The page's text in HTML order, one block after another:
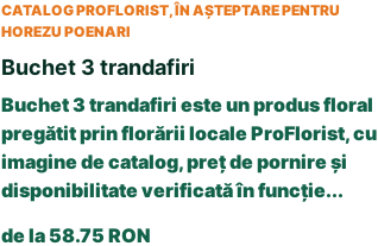
CATALOG PROFLORIST, ÎN AȘTEPTARE PENTRU
HOREZU POENARI
Buchet 3 trandafiri
Buchet 3 trandafiri este un produs floral
pregătit prin florării locale ProFlorist, cu
imagine de catalog, preț de pornire și
disponibilitate verificată în funcție...
de la 58.75 RON